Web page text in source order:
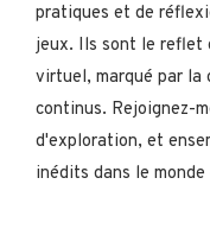
pratiques et de
jeux. Ils sont le reflet
virtuel, marqué par
continus. Rejoignez-
d'exploration, et
inédits dans le